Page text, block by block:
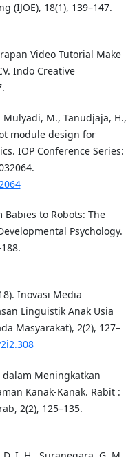
(IJOE), 18(1), 139–147.
Video Tutorial Make
Indo Creative
M., Tanudjaja, H.,
module design for
IOP Conference Series:
Babies to Robots: The
Psychology.
Inovasi Media
Linguistik Anak Usia
Masyarakat), 2(2), 127–
dalam Meningkatkan
Kanak-Kanak. Rabit :
2(2), 125–135.